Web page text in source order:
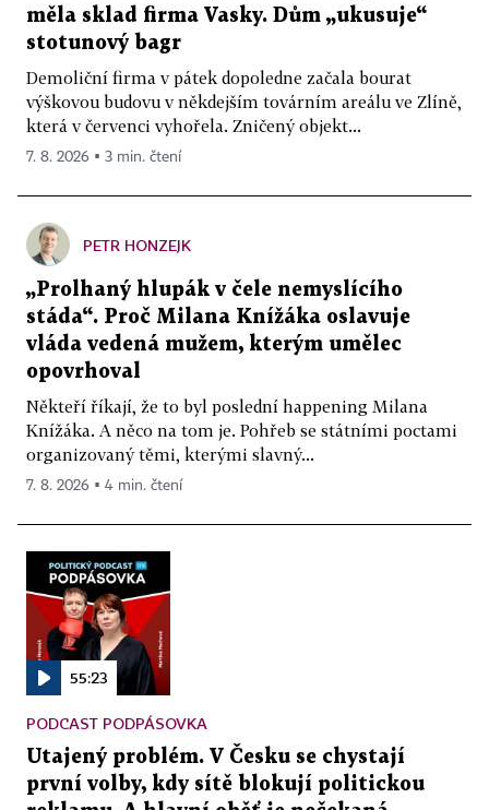
měla sklad firma Vasky. Dům „ukusuje“
stotunový bagr
Demoliční firma v pátek dopoledne začala bourat
výškovou budovu v někdejším továrním areálu ve Zlíně,
která v červenci vyhořela. Zničený objekt...
7. 8. 2026 ▪ 3 min. čtení
PETR HONZEJK
„Prolhaný hlupák v čele nemyslícího
stáda“. Proč Milana Knížáka oslavuje
vláda vedená mužem, kterým umělec
opovrhoval
Někteří říkají, že to byl poslední happening Milana
Knížáka. A něco na tom je. Pohřeb se státními poctami
organizovaný těmi, kterými slavný...
7. 8. 2026 ▪ 4 min. čtení
55:23
PODCAST PODPÁSOVKA
Utajený problém. V Česku se chystají
první volby, kdy sítě blokují politickou